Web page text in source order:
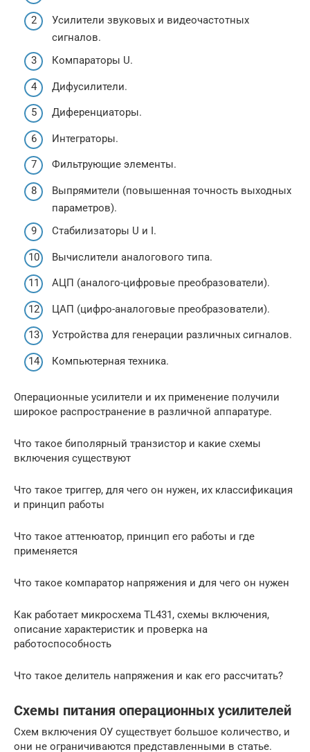
Усилители звуковых и видеочастотных
сигналов.
Компараторы U.
Дифусилители.
Диференциаторы.
Интеграторы.
Фильтрующие элементы.
Выпрямители (повышенная точность выходных
параметров).
Стабилизаторы U и I.
Вычислители аналогового типа.
АЦП (аналого-цифровые преобразователи).
ЦАП (цифро-аналоговые преобразователи).
Устройства для генерации различных сигналов.
Компьютерная техника.
Операционные усилители и их применение получили
широкое распространение в различной аппаратуре.
Что такое биполярный транзистор и какие схемы
включения существуют
Что такое триггер, для чего он нужен, их классификация
и принцип работы
Что такое аттенюатор, принцип его работы и где
применяется
Что такое компаратор напряжения и для чего он нужен
Как работает микросхема TL431, схемы включения,
описание характеристик и проверка на
работоспособность
Что такое делитель напряжения и как его рассчитать?
Схемы питания операционных усилителей
Схем включения ОУ существует большое количество, и
они не ограничиваются представленными в статье.